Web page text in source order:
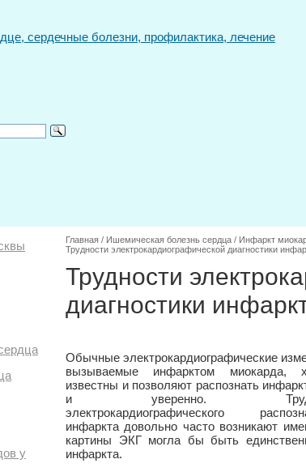
у
Главная / Ишемическая болезнь сердца / Инфаркт
Трудности электрокардиографической диагностики
Трудности
диагностики
Обычные электрокардиографические
вызываемые инфарктом миокарда,
известны и позволяют распознать
и уверенно.
электрокардиографического
инфаркта довольно часто возникают
картины ЭКГ могла бы быть
инфаркта.